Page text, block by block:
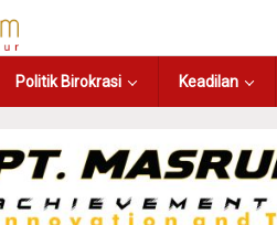
Politik Birokrasi Keadilan